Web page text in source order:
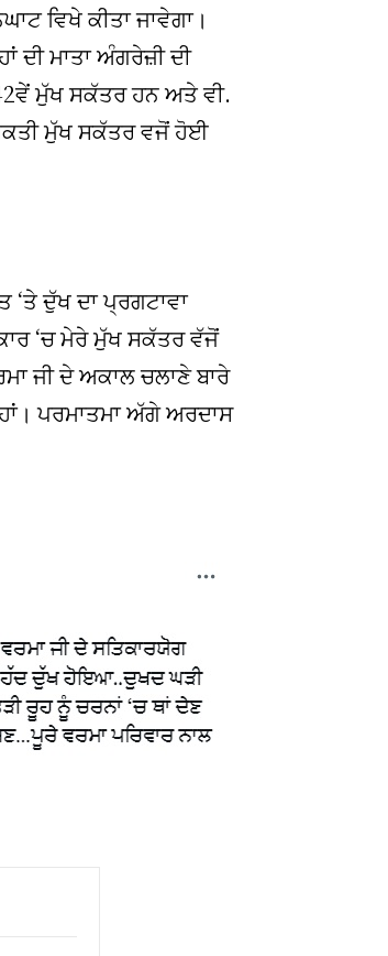
ਵਿਖੇ ਕੀਤਾ ਜਾਵੇਗਾ।
ਦੀ ਮਾਤਾ ਅੰਗਰੇਜ਼ੀ ਦੀ
ਮੁੱਖ ਸਕੱਤਰ ਹਨ ਅਤੇ ਵੀ.
ਮੁੱਖ ਸਕੱਤਰ ਵਜੋਂ ਹੋਈ
‘ਤੇ ਦੁੱਖ ਦਾ ਪ੍ਰਗਟਾਵਾ
‘ਚ ਮੇਰੇ ਮੁੱਖ ਸਕੱਤਰ ਵੱਜੋਂ
ਜੀ ਦੇ ਅਕਾਲ ਚਲਾਣੇ ਬਾਰੇ
ਪਰਮਾਤਮਾ ਅੱਗੇ ਅਰਦਾਸ